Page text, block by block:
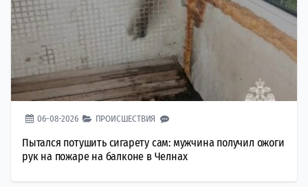
06-08-2026 ПРОИСШЕСТВИЯ
Пытался потушить сигарету сам: мужчина получил ожоги
рук на пожаре на балконе в Челнах